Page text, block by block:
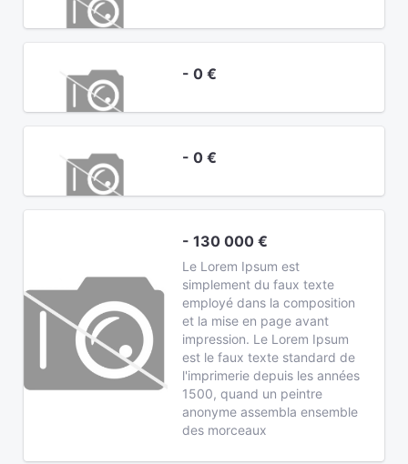
- 0 €
- 0 €
- 130 000 €
Le Lorem Ipsum est
simplement du faux texte
employé dans la composition
et la mise en page avant
impression. Le Lorem Ipsum
est le faux texte standard de
l'imprimerie depuis les années
1500, quand un peintre
anonyme assembla ensemble
des morceaux